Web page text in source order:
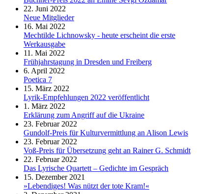
22. Juni 2022
Neue Mitglieder
16. Mai 2022
Mechtilde Lichnowsky - heute erscheint die erste
Werkausgabe
11. Mai 2022
Frühjahrstagung in Dresden und Freiberg
6. April 2022
Poetica 7
15. März 2022
Lyrik-Empfehlungen 2022 veröffentlicht
1. März 2022
Erklärung zum Angriff auf die Ukraine
23. Februar 2022
Gundolf-Preis für Kulturvermittlung an Alison Lewis
23. Februar 2022
Voß-Preis für Übersetzung geht an Rainer G. Schmidt
22. Februar 2022
Das Lyrische Quartett – Gedichte im Gespräch
15. Dezember 2021
»Lebendiges! Was nützt der tote Kram!«